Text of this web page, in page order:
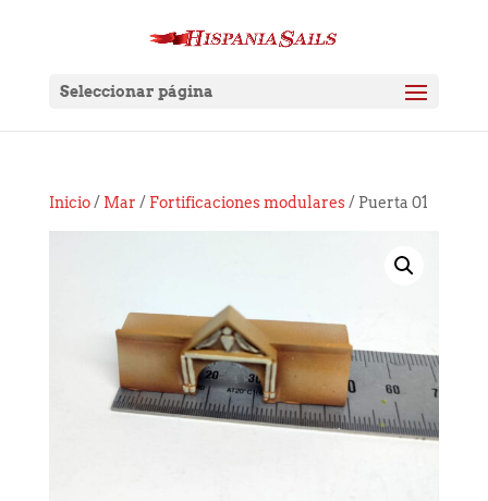
Seleccionar página
Inicio/ Mar / Fortificaciones modulares/ Puerta 01